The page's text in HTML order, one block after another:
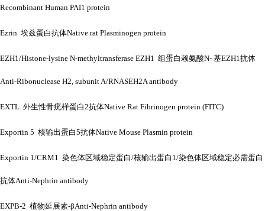
Recombinant Human PAI1 protein
Ezrin 埃兹蛋白抗体Native rat Plasminogen protein
EZH1/Histone-lysine N-methyltransferase EZH1 组蛋白赖氨酸N- 基EZH1抗体
Anti-Ribonuclease H2, subunit A/RNASEH2A antibody
EXTL 外生性骨疣样蛋白2抗体Native Rat Fibrinogen protein (FITC)
Exportin 5 核输出蛋白5抗体Native Mouse Plasmin protein
Exportin 1/CRM1 染色体区域稳定蛋白/核输出蛋白1/染色体区域稳定必需蛋白
抗体Anti-Nephrin antibody
EXPB-2 植物延展素-βAnti-Nephrin antibody